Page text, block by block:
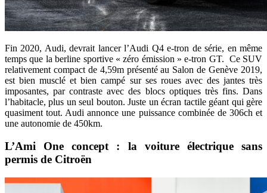
Fin 2020, Audi, devrait lancer l’Audi Q4 e-tron de série, en même
temps que la berline sportive « zéro émission » e-tron GT. Ce SUV
relativement compact de 4,59m présenté au Salon de Genève 2019,
est bien musclé et bien campé sur ses roues avec des jantes très
imposantes, par contraste avec des blocs optiques très fins. Dans
l’habitacle, plus un seul bouton. Juste un écran tactile géant qui gère
quasiment tout. Audi annonce une puissance combinée de 306ch et
une autonomie de 450km.
L’Ami One concept : la voiture électrique sans
permis de Citroën